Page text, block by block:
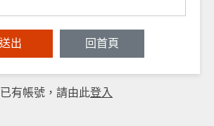
已有帳號，請由此登入